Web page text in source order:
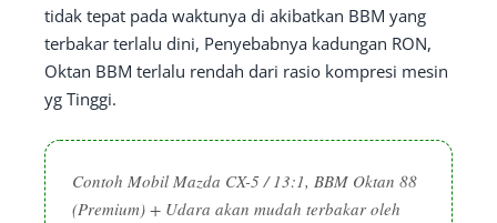
tidak tepat pada waktunya di akibatkan BBM yang
terbakar terlalu dini, Penyebabnya kadungan RON,
Oktan BBM terlalu rendah dari rasio kompresi mesin
yg Tinggi.
Contoh Mobil Mazda CX-5 / 13:1, BBM Oktan 88
(Premium) + Udara akan mudah terbakar oleh